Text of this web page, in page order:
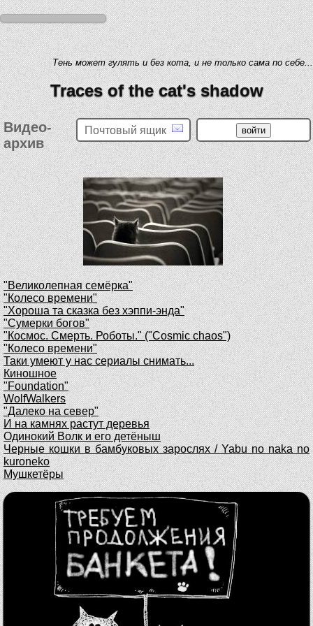
Тень может гулять и без кота, и не только сама по себе...
Traces of the cat's shadow
Почтовый ящик
Видео-
архив
"Великолепная семёрка"
"Колесо времени"
"Хороша та сказка без хэппи-энда"
"Сумерки богов"
"Космос. Смерть. Роботы." ("Cosmic chaos")
"Колесо времени"
Таки умеют у нас сериалы снимать...
Киношное
"Foundation"
WolfWalkers
"Далеко на север"
И на камнях растут деревья
Одинокий Волк и его детёныш
Черные кошки в бамбуковых зарослях / Yabu no naka no
kuroneko
Мушкетёры